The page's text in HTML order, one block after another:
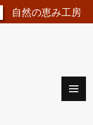
自然の恵み工房